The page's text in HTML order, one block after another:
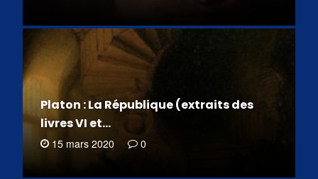
Platon : La République (extraits des
livres VI et…
15 mars 2020 0